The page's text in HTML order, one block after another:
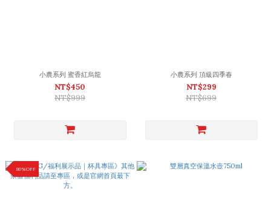
小農系列 蜜香紅烏龍
NT$450
NT$999
小農系列 頂級四季春
NT$299
NT$699
80%OFF